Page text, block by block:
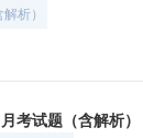
析）
考试题（含解析）